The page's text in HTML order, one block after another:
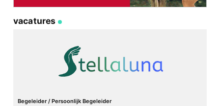
vacatures
Begeleider / Persoonlijk Begeleider